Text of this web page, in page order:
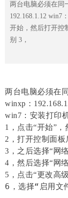
两台电脑必须在同
192.168.1.12 win7
开始，然后打开控
别 3，
两台电脑必须在
winxp：
win7：安装打印
1，点击“开始”
2，打开控制面
3，之后选择“网
4，然后选择“网
5，点击“更改高
6，选择“启用文